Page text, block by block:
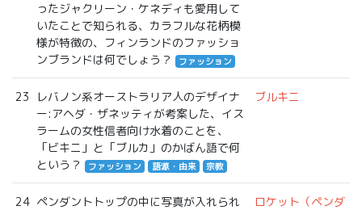
ったジャクリーン・ケネディも愛用して
いたことで知られる、カラフルな花柄模
様が特徴の、フィンランドのファッショ
ンブランドは何でしょう？
ファッション
23
レバノン系オーストラリア人のデザイナ
ー:アヘダ・ザネッティが考案した、イス
ラームの女性信者向け水着のことを、
「ビキニ」と「ブルカ」のかばん語で何
という？
ファッション 語源・由来 宗教
ブルキニ
24 ペンダントトップの中に写真が入れられ
ロケット（ペンダ